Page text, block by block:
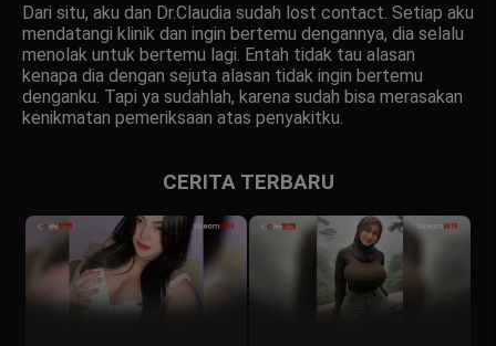
Dari situ, aku dan Dr.Claudia sudah lost contact. Setiap aku
mendatangi klinik dan ingin bertemu dengannya, dia selalu
menolak untuk bertemu lagi. Entah tidak tau alasan
kenapa dia dengan sejuta alasan tidak ingin bertemu
denganku. Tapi ya sudahlah, karena sudah bisa merasakan
kenikmatan pemeriksaan atas penyakitku.
CERITA TERBARU